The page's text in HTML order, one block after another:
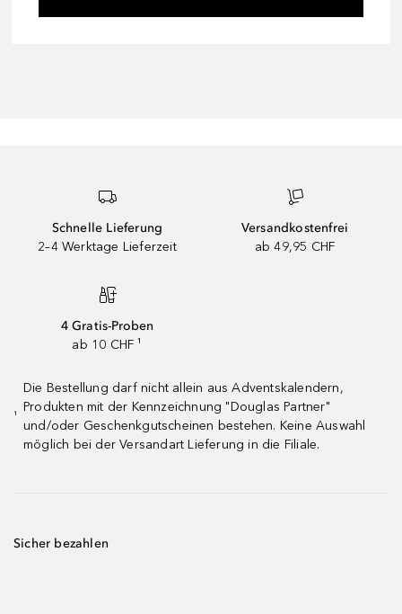
Schnelle Lieferung
2–4 Werktage Lieferzeit
Versandkostenfrei
ab 49,95 CHF
4 Gratis-Proben
ab 10 CHF ¹
¹
Die Bestellung darf nicht allein aus Adventskalendern,
Produkten mit der Kennzeichnung "Douglas Partner"
und/oder Geschenkgutscheinen bestehen. Keine Auswahl
möglich bei der Versandart Lieferung in die Filiale.
Sicher bezahlen